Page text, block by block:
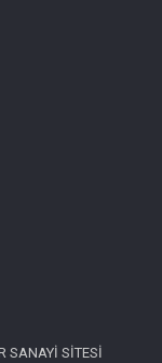
SANAYİ SİTESİ